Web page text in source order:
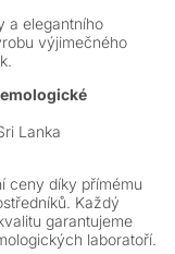
a elegantního
výjimečného
Lanka
ceny díky přímému
Každý
garantujeme
laboratoří.